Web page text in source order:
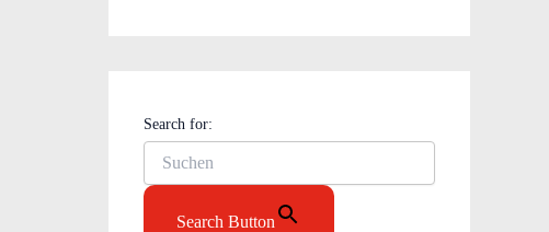
Search for:
Search Button